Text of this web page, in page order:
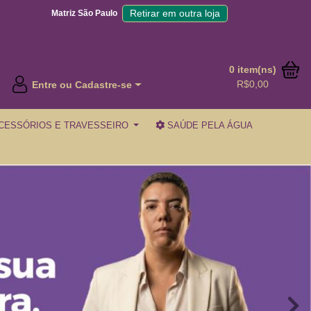
Matriz São Paulo Retirar em outra loja
Entre ou Cadastre-se
0 item(ns)
R$0,00
E TRAVESSEIRO SAÚDE PELA ÁGUA